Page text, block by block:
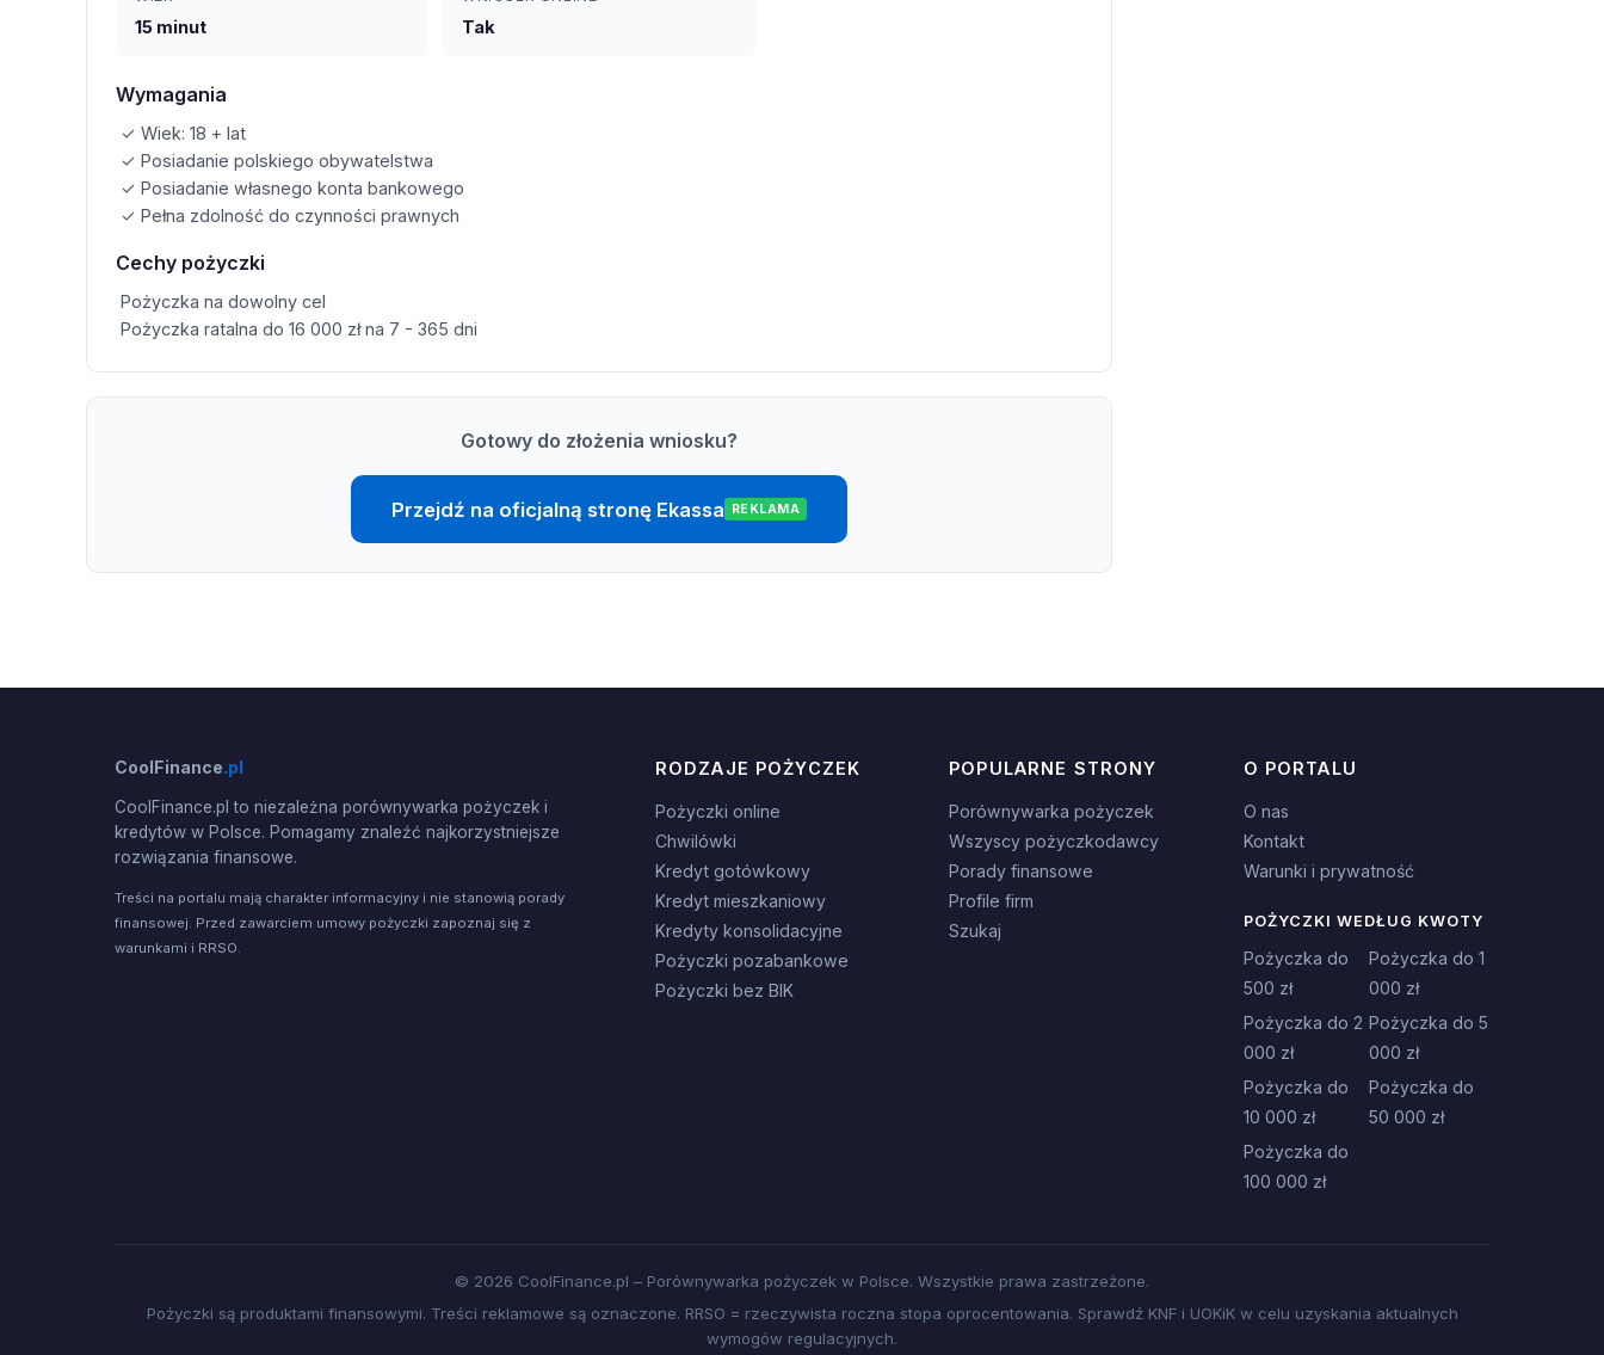
15 minut Tak
Wymagania
✓ Wiek: 18 + lat
✓ Posiadanie polskiego obywatelstwa
✓ Posiadanie własnego konta bankowego
✓ Pełna zdolność do czynności prawnych
Cechy pożyczki
Pożyczka na dowolny cel
Pożyczka ratalna do 16 000 zł na 7 - 365 dni
Gotowy do złożenia wniosku?
Przejdź na oficjalną stronę Ekassa REKLAMA
CoolFinance.pl
CoolFinance.pl to niezależna porównywarka pożyczek i
kredytów w Polsce. Pomagamy znaleźć najkorzystniejsze
rozwiązania finansowe.
Treści na portalu mają charakter informacyjny i nie stanowią porady
finansowej. Przed zawarciem umowy pożyczki zapoznaj się z
warunkami i RRSO.
RODZAJE POŻYCZEK
Pożyczki online
Chwilówki
Kredyt gotówkowy
Kredyt mieszkaniowy
Kredyty konsolidacyjne
Pożyczki pozabankowe
Pożyczki bez BIK
POPULARNE STRONY
Porównywarka pożyczek
Wszyscy pożyczkodawcy
Porady finansowe
Profile firm
Szukaj
O PORTALU
O nas
Kontakt
Warunki i prywatność
POŻYCZKI WEDŁUG KWOTY
Pożyczka do
500 zł
Pożyczka do 1
000 zł
Pożyczka do 2
000 zł
Pożyczka do 5
000 zł
Pożyczka do
10 000 zł
Pożyczka do
50 000 zł
Pożyczka do
100 000 zł
© 2026 CoolFinance.pl – Porównywarka pożyczek w Polsce. Wszystkie prawa zastrzeżone.
Pożyczki są produktami finansowymi. Treści reklamowe są oznaczone. RRSO = rzeczywista roczna stopa oprocentowania. Sprawdź KNF i UOKiK w celu uzyskania aktualnych
wymogów regulacyjnych.